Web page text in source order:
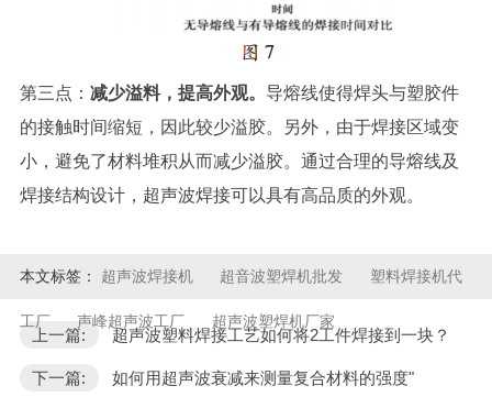
第三点： 减少溢料，提高外观。 导熔线使得焊头与塑胶件
的接触时间缩短，因此较少溢胶。另外，由于焊接区域变
小，避免了材料堆积从而减少溢胶。通过合理的导熔线及
焊接结构设计，超声波焊接可以具有高品质的外观。
本文标签： 超声波焊接机 超音波塑焊机批发 塑料焊接机代
工厂 声峰超声波工厂 超声波塑焊机厂家
上一篇: 超声波塑料焊接工艺如何将2工件焊接到一块？
下一篇: 如何用超声波衰减来测量复合材料的强度"